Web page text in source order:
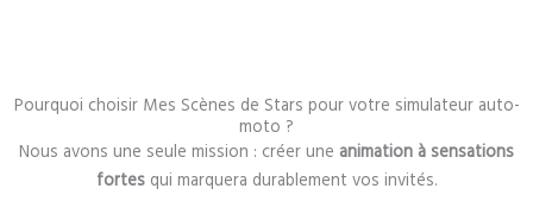
Pourquoi choisir Mes Scènes de Stars pour votre simulateur auto-
moto ?
Nous avons une seule mission : créer une animation à sensations
fortesqui marquera durablement vos invités.